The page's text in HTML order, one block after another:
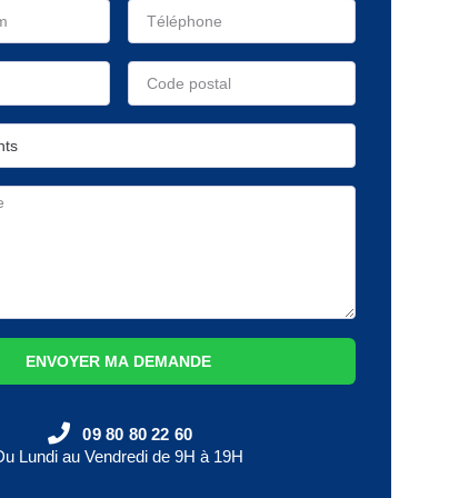
ENVOYER MA DEMANDE
09 80 80 22 60
Lundi au Vendredi de 9H à 19H